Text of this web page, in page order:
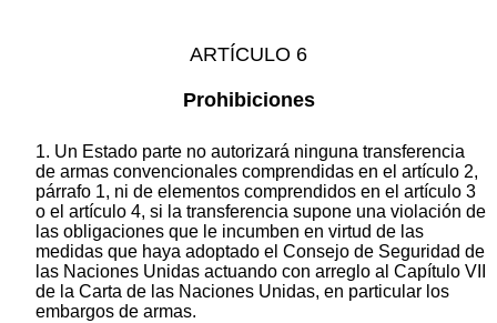
ARTÍCULO 6
Prohibiciones
1. Un Estado parte no autorizará ninguna transferencia
de armas convencionales comprendidas en el artículo 2,
párrafo 1, ni de elementos comprendidos en el artículo 3
o el artículo 4, si la transferencia supone una violación de
las obligaciones que le incumben en virtud de las
medidas que haya adoptado el Consejo de Seguridad de
las Naciones Unidas actuando con arreglo al Capítulo VII
de la Carta de las Naciones Unidas, en particular los
embargos de armas.